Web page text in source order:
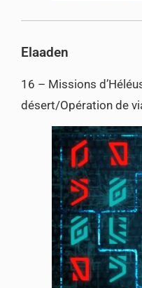
Elaaden
16 – Missions
désert/Opération de